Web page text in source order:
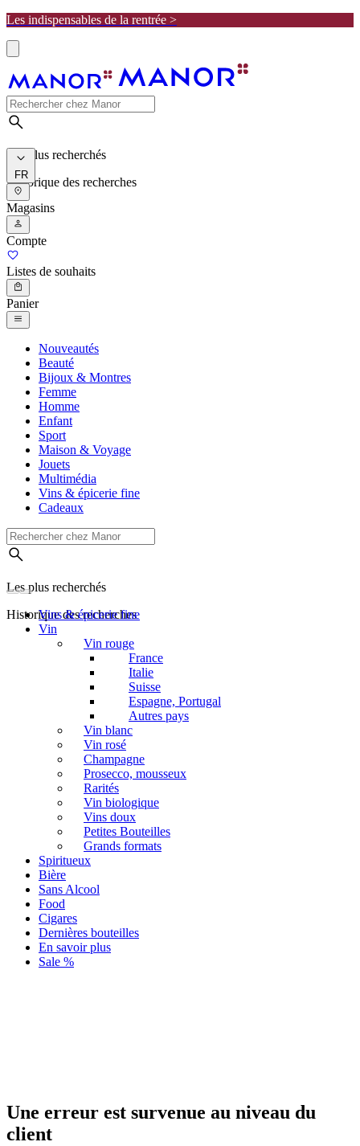
Les indispensables de la rentrée >
Les plus recherchés
Historique des recherches
FR
Magasins
Compte
Listes de souhaits
Panier
Nouveautés
Beauté
Bijoux & Montres
Femme
Homme
Enfant
Sport
Maison & Voyage
Jouets
Multimédia
Vins & épicerie fine
Cadeaux
Les plus recherchés
Historique des recherches
Vins & épicerie fine
Vin
Vin rouge
France
Italie
Suisse
Espagne, Portugal
Autres pays
Vin blanc
Vin rosé
Champagne
Prosecco, mousseux
Rarités
Vin biologique
Vins doux
Petites Bouteilles
Grands formats
Spiritueux
Bière
Sans Alcool
Food
Cigares
Dernières bouteilles
En savoir plus
Sale %
Une erreur est survenue au niveau du
client